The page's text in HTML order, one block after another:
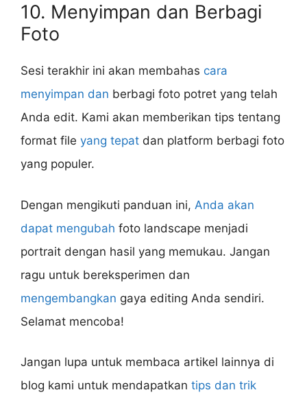
10. Menyimpan dan Berbagi
Foto
Sesi terakhir ini akan membahas cara
menyimpan dan berbagi foto potret yang telah
Anda edit. Kami akan memberikan tips tentang
format file yang tepat dan platform berbagi foto
yang populer.
Dengan mengikuti panduan ini, Anda akan
dapat mengubah foto landscape menjadi
portrait dengan hasil yang memukau. Jangan
ragu untuk bereksperimen dan
mengembangkan gaya editing Anda sendiri.
Selamat mencoba!
Jangan lupa untuk membaca artikel lainnya di
blog kami untuk mendapatkan tips dan trik